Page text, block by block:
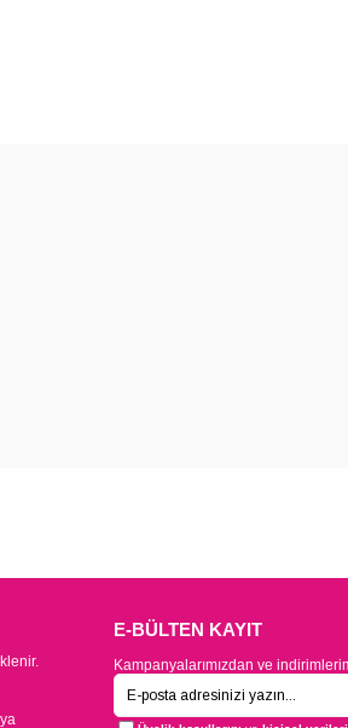
E-BÜLTEN KAYIT
Kampanyalarımızdan ve